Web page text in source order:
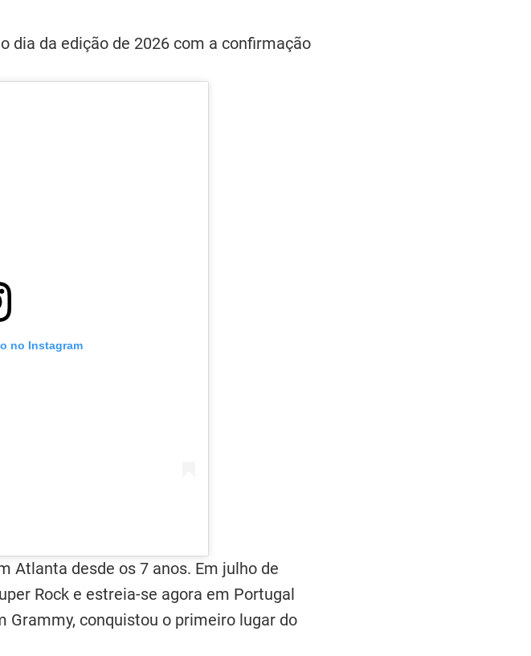
dia da edição de 2026 com a confirmação
no Instagram
Atlanta desde os 7 anos. Em julho de
Rock e estreia-se agora em Portugal
Grammy, conquistou o primeiro lugar do